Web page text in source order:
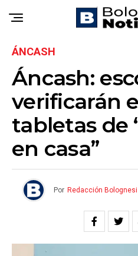
ÁNCASH
Áncash:
verificarán
tabletas de
en casa”
Por Redacción